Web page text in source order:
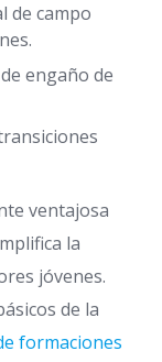
de campo
engaño de
ventajosa
la
jóvenes.
de la
formaciones